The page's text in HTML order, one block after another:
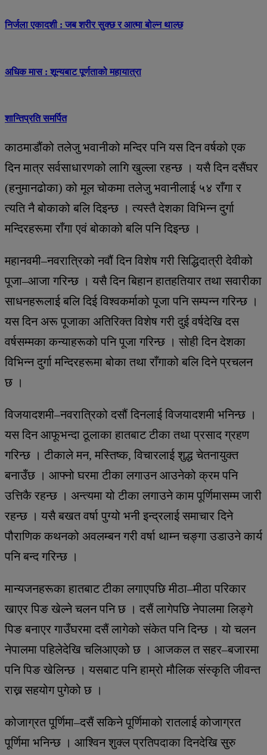
निर्जला एकादशी : जब शरीर सुक्छ र आत्मा बोल्न थाल्छ
अधिक मास : शून्यबाट पूर्णताको महायात्रा
शान्तिप्रति समर्पित
काठमाडौंको तलेजु भवानीको मन्दिर पनि यस दिन वर्षको एक
दिन मात्र सर्वसाधारणको लागि खुल्ला रहन्छ । यसै दिन दसैंघर
(हनुमानढोका) को मूल चोकमा तलेजु भवानीलाई ५४ राँगा र
त्यति नै बोकाको बलि दिइन्छ । त्यस्तै देशका विभिन्न दुर्गा
मन्दिरहरूमा राँगा एवं बोकाको बलि पनि दिइन्छ ।
महानवमी–नवरात्रिको नवौं दिन विशेष गरी सिद्धिदात्री देवीको
पूजा–आजा गरिन्छ । यसै दिन बिहान हातहतियार तथा सवारीका
साधनहरूलाई बलि दिई विश्वकर्माको पूजा पनि सम्पन्न गरिन्छ ।
यस दिन अरू पूजाका अतिरिक्त विशेष गरी दुई वर्षदेखि दस
वर्षसम्मका कन्याहरूको पनि पूजा गरिन्छ । सोही दिन देशका
विभिन्न दुर्गा मन्दिरहरूमा बोका तथा राँगाको बलि दिने प्रचलन
छ ।
विजयादशमी–नवरात्रिको दसौं दिनलाई विजयादशमी भनिन्छ ।
यस दिन आफूभन्दा ठूलाका हातबाट टीका तथा प्रसाद ग्रहण
गरिन्छ । टीकाले मन, मस्तिष्क, विचारलाई शुद्ध चेतनायुक्त
बनाउँछ । आफ्नो घरमा टीका लगाउन आउनेको क्रम पनि
उत्तिकै रहन्छ । अन्त्यमा यो टीका लगाउने काम पूर्णिमासम्म जारी
रहन्छ । यसै बखत वर्षा पुग्यो भनी इन्द्रलाई समाचार दिने
पौराणिक कथनको अवलम्बन गरी वर्षा थाम्न चङ्गा उडाउने कार्य
पनि बन्द गरिन्छ ।
मान्यजनहरूका हातबाट टीका लगाएपछि मीठा–मीठा परिकार
खाएर पिङ खेल्ने चलन पनि छ । दसैं लागेपछि नेपालमा लिङ्गे
पिङ बनाएर गाउँघरमा दसैं लागेको संकेत पनि दिन्छ । यो चलन
नेपालमा पहिलेदेखि चलिआएको छ । आजकल त सहर–बजारमा
पनि पिङ खेलिन्छ । यसबाट पनि हाम्रो मौलिक संस्कृति जीवन्त
राख्न सहयोग पुगेको छ ।
कोजाग्रत पूर्णिमा–दसैं सकिने पूर्णिमाको रातलाई कोजाग्रत
पूर्णिमा भनिन्छ । आश्विन शुक्ल प्रतिपदाका दिनदेखि सुरु